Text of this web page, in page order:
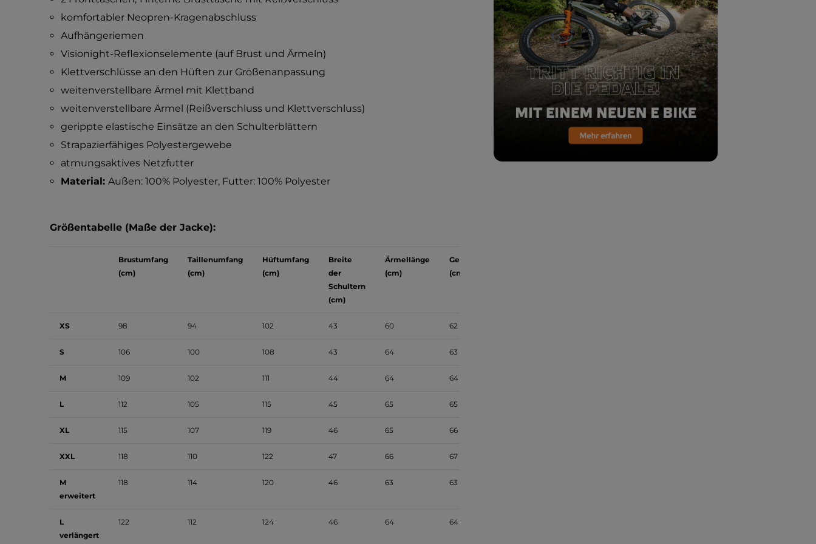
komfortabler Neopren-Kragenabschluss
Aufhängeriemen
Visionight-Reflexionselemente (auf Brust und Ärmeln)
Klettverschlüsse an den Hüften zur Größenanpassung
weitenverstellbare Ärmel mit Klettband
weitenverstellbare Ärmel (Reißverschluss und Klettverschluss)
gerippte elastische Einsätze an den Schulterblättern
Strapazierfähiges Polyestergewebe
atmungsaktives Netzfutter
Material: Außen: 100% Polyester, Futter: 100% Polyester
Größentabelle (Maße der Jacke):
Brustumfang
(cm)
Taillenumfang
(cm)
Hüftumfang
(cm)
Breite
der
Schultern
(cm)
Ärmellänge
(cm)
Gesamtlänge
(cm)
XS 98 94 102 43 60 62
S 106 100 108 43 64 63
M 109 102 111 44 64 64
L 112 105 115 45 65 65
XL 115 107 119 46 65 66
XXL 118 110 122 47 66 67
M
erweitert
118 114 120 46 63 63
L
verlängert
122 112 124 46 64 64